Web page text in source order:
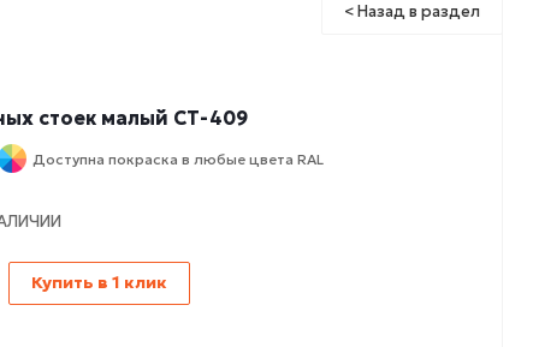
< Назад в раздел
стоек малый СТ-409
Доступна покраска в любые цвета RAL
Купить в 1 клик